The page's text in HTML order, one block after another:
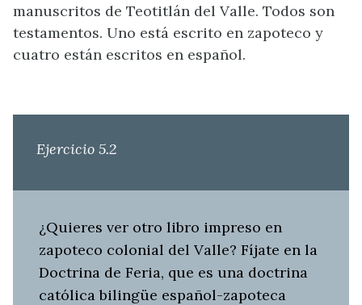
manuscritos de Teotitlán del Valle. Todos son
testamentos. Uno está escrito en zapoteco y
cuatro están escritos en español.
Ejercicio 5.2
¿Quieres ver otro libro impreso en
zapoteco colonial del Valle? Fíjate en la
Doctrina de Feria, que es una doctrina
católica bilingüe español-zapoteca